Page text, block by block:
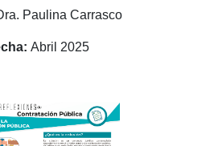
Paulina Carrasco
Abril 2025